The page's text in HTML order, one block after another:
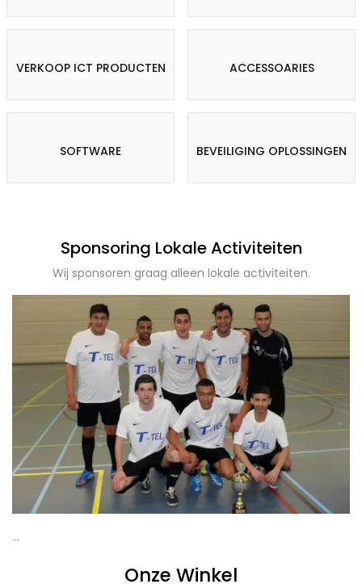
VERKOOP ICT PRODUCTEN ACCESSOARIES
SOFTWARE BEVEILIGING OPLOSSINGEN
Sponsoring Lokale Activiteiten
Wij sponsoren graag alleen lokale activiteiten.
…
Onze Winkel